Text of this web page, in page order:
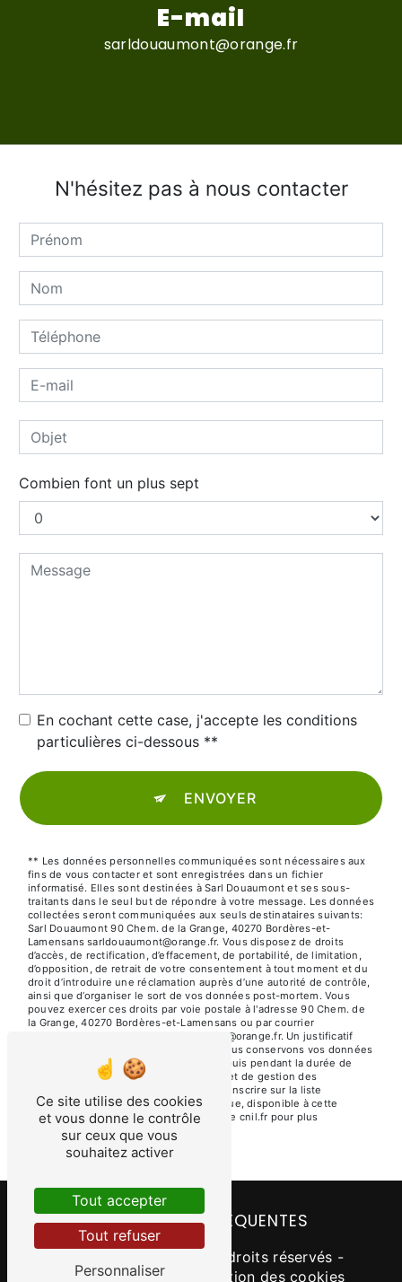
E-mail
sarldouaumont@orange.fr
N'hésitez pas à nous contacter
Combien font un plus sept
En cochant cette case, j'accepte les conditions
particulières ci-dessous **
ENVOYER
** Les données personnelles communiquées sont nécessaires aux
fins de vous contacter et sont enregistrées dans un fichier
informatisé. Elles sont destinées à Sarl Douaumont et ses sous-
traitants dans le seul but de répondre à votre message. Les données
collectées seront communiquées aux seuls destinataires suivants:
Sarl Douaumont 90 Chem. de la Grange, 40270 Bordères-et-
Lamensans sarldouaumont@orange.fr. Vous disposez de droits
d’accès, de rectification, d’effacement, de portabilité, de limitation,
d’opposition, de retrait de votre consentement à tout moment et du
droit d’introduire une réclamation auprès d’une autorité de contrôle,
ainsi que d’organiser le sort de vos données post-mortem. Vous
pouvez exercer ces droits par voie postale à l'adresse 90 Chem. de
la Grange, 40270 Bordères-et-Lamensans ou par courrier
électronique à l'adresse sarldouaumont@orange.fr. Un justificatif
d'identité pourra vous être demandé. Nous conservons vos données
pendant la période de prise de contact puis pendant la durée de
prescription légale aux fins probatoires et de gestion des
contentieux. Vous avez le droit de vous inscrire sur la liste
d'opposition au démarchage téléphonique, disponible à cette
adresse: Bloctel.gouv.fr . Consultez le site cnil.fr pour plus
d’informations sur vos droits.
RECHERCHES FRÉQUENTES
- 2026 - Tous droits réservés -
Mentions légales
Gestion des cookies
Ce site utilise des cookies
et vous donne le contrôle
sur ceux que vous
souhaitez activer
Tout accepter
Tout refuser
Personnaliser